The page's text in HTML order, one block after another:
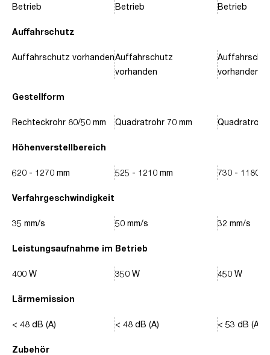
Auffahrschutz
Gestellform
Höhenverstellbereich
Verfahrgeschwindigkeit
Leistungsaufnahme im Betrieb
Lärmemission
Zubehör
Betrieb
Auffahrschutz vorhanden
Rechteckrohr 80/50 mm
620 - 1270 mm
35 mm/s
400 W
< 48 dB (A)
Betrieb
Auffahrschutz
vorhanden
Quadratrohr 70 mm
525 - 1210 mm
50 mm/s
350 W
< 48 dB (A)
Betrieb
vorhanden
Quadratrohr
730 - 1180
32 mm/s
450 W
< 53 dB (A)